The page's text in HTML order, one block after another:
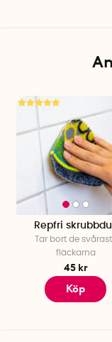
Repfri
Tar bort de
fläckarna
45 kr
Köp